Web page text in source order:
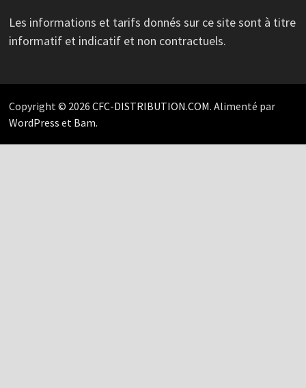
Les informations et tarifs donnés sur ce site sont à titre
informatif et indicatif et non contractuels.
Copyright © 2026 CFC-DISTRIBUTION.COM. Alimenté par
WordPress et Bam.